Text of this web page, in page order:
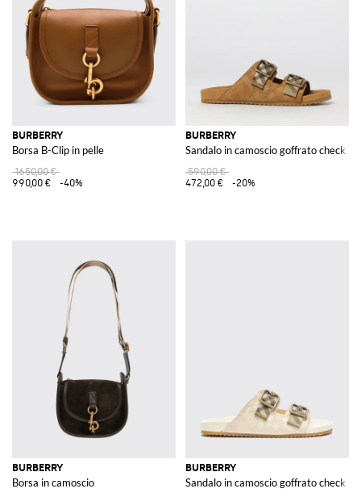
BURBERRY
Borsa B-Clip in pelle
1650,00 €
990,00 €
-40%
BURBERRY
Sandalo in camoscio goffrato check
590,00 €
472,00 €
-20%
BURBERRY
Borsa in camoscio
BURBERRY
Sandalo in camoscio goffrato check